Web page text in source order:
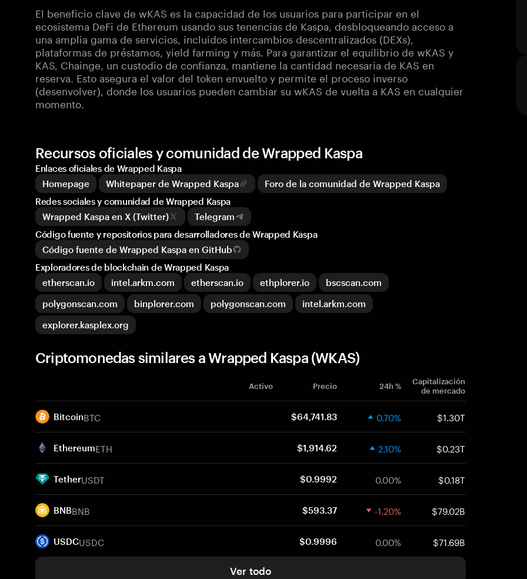
El beneficio clave de wKAS es la capacidad de los usuarios para participar en el
ecosistema DeFi de Ethereum usando sus tenencias de Kaspa, desbloqueando acceso a
una amplia gama de servicios, incluidos intercambios descentralizados (DEXs),
plataformas de préstamos, yield farming y más. Para garantizar el equilibrio de wKAS y
KAS, Chainge, un custodio de confianza, mantiene la cantidad necesaria de KAS en
reserva. Esto asegura el valor del token envuelto y permite el proceso inverso
(desenvolver), donde los usuarios pueden cambiar su wKAS de vuelta a KAS en cualquier
momento.
Recursos oficiales y comunidad de Wrapped Kaspa
Enlaces oficiales de Wrapped Kaspa
Homepage
Whitepaper de Wrapped Kaspa
Foro de la comunidad de Wrapped Kaspa
Redes sociales y comunidad de Wrapped Kaspa
Wrapped Kaspa en X (Twitter)
Telegram
Código fuente y repositorios para desarrolladores de Wrapped Kaspa
Código fuente de Wrapped Kaspa en GitHub
Exploradores de blockchain de Wrapped Kaspa
etherscan.io
intel.arkm.com etherscan.io ethplorer.io
bscscan.com
polygonscan.com
binplorer.com polygonscan.com
intel.arkm.com
explorer.kasplex.org
Criptomonedas similares a Wrapped Kaspa (WKAS)
Activo Precio 24h %
Capitalización
de mercado
BitcoinBTC $64,741.83 0.70% $1.30T
EthereumETH $1,914.62 2.10% $0.23T
TetherUSDT $0.9992 0.00% $0.18T
BNBBNB $593.37 -1.20% $79.02B
USDCUSDC $0.9996 0.00% $71.69B
Ver todo